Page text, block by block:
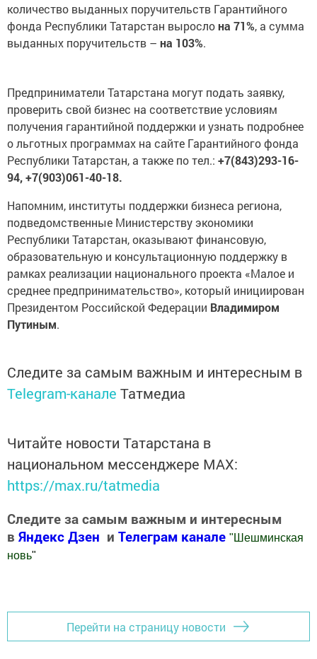
количество выданных поручительств Гарантийного
фонда Республики Татарстан вырослона 71%, а сумма
выданных поручительств – на 103%.
Предприниматели Татарстана могут подать заявку,
проверить свой бизнес на соответствие условиям
получения гарантийной поддержки и узнать подробнее
о льготных программах на сайте Гарантийного фонда
Республики Татарстан, а также по тел.: +7(843)293-16-
94,+7(903)061-40-18.
Напомним, институты поддержки бизнеса региона,
подведомственные Министерству экономики
Республики Татарстан, оказывают финансовую,
образовательную и консультационную поддержку в
рамках реализации национального проекта «Малое и
среднее предпринимательство», который инициирован
Президентом Российской Федерации Владимиром
Путиным.
Следите за самым важным и интересным в
Telegram-канале Татмедиа
Читайте новости Татарстана в
национальном мессенджере MАХ:
https://max.ru/tatmedia
Следите за самым важным и интересным
в Яндекс Дзен и Телеграм канале " Шешминская
новь"
Перейти на страницу новости